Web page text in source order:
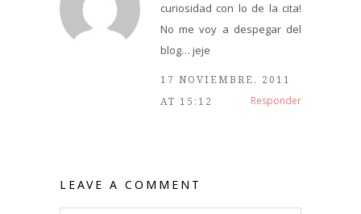
curiosidad con lo de la cita!
No me voy a despegar del
blog… jeje
17 NOVIEMBRE, 2011
AT 15:12
Responder
LEAVE A COMMENT